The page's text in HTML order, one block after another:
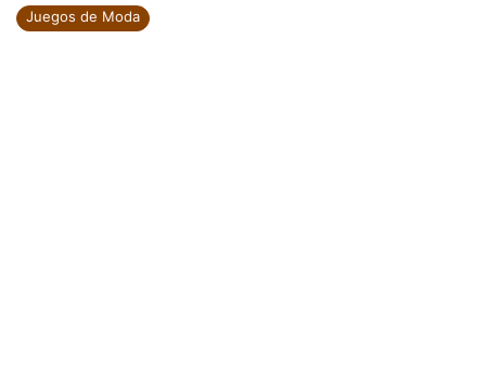
Juegos de Moda